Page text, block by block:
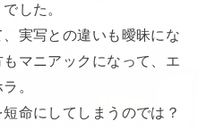
した。
実写との違いも曖昧にな
マニアックになって、エ
。
命にしてしまうのでは？